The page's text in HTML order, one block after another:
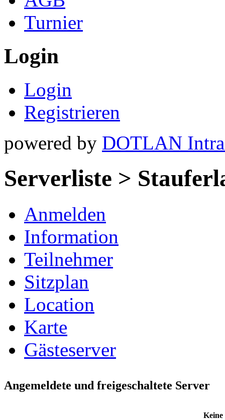
Turnier
Login
Login
Registrieren
powered by DOTLAN
Serverliste >
Anmelden
Information
Teilnehmer
Sitzplan
Location
Karte
Gästeserver
Angemeldete und freigeschaltete Server
Keine